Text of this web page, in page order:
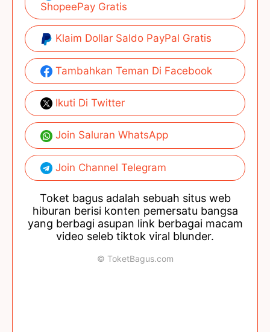
ShopeePay Gratis
Klaim Dollar Saldo PayPal Gratis
Tambahkan Teman Di Facebook
Ikuti Di Twitter
Join Saluran WhatsApp
Join Channel Telegram
Toket bagus adalah sebuah situs web
hiburan berisi konten pemersatu bangsa
yang berbagi asupan link berbagai macam
video seleb tiktok viral blunder.
© ToketBagus.com